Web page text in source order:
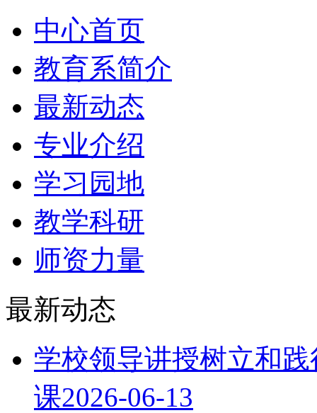
中心首页
教育系简介
最新动态
专业介绍
学习园地
教学科研
师资力量
最新动态
学校领导讲授树立和
课2026-06-13